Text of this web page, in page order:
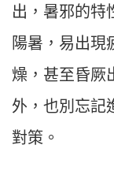
出，暑邪的特
陽暑，易出現
燥，甚至昏厥
外，也別忘記
對策。